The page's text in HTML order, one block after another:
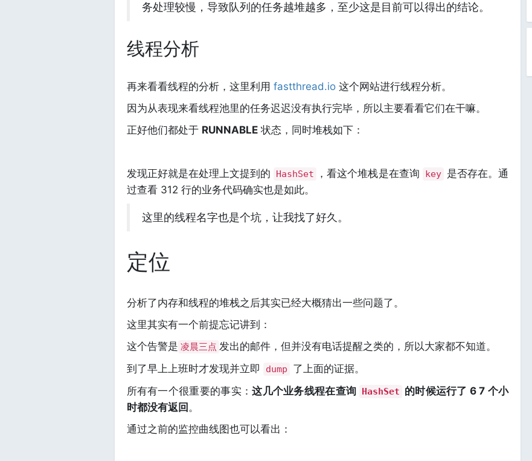
务处理较慢，导致队列的任务越堆越多，至少这是目前可以得出的结论。
线程分析
再来看看线程的分析，这里利用 fastthread.io这个网站进行线程分析。
因为从表现来看线程池里的任务迟迟没有执行完毕，所以主要看看它们在干嘛。
正好他们都处于 RUNNABLE状态，同时堆栈如下：
发现正好就是在处理上文提到的 HashSet ，看这个堆栈是在查询 key 是否存在。通
过查看 312 行的业务代码确实也是如此。
这里的线程名字也是个坑，让我找了好久。
定位
分析了内存和线程的堆栈之后其实已经大概猜出一些问题了。
这里其实有一个前提忘记讲到：
这个告警是 凌晨三点 发出的邮件，但并没有电话提醒之类的，所以大家都不知道。
到了早上上班时才发现并立即
dump
了上面的证据。
所有有一个很重要的事实：这几个业务线程在查询 HashSet 的时候运行了 6 7 个小
时都没有返回 。
通过之前的监控曲线图也可以看出：